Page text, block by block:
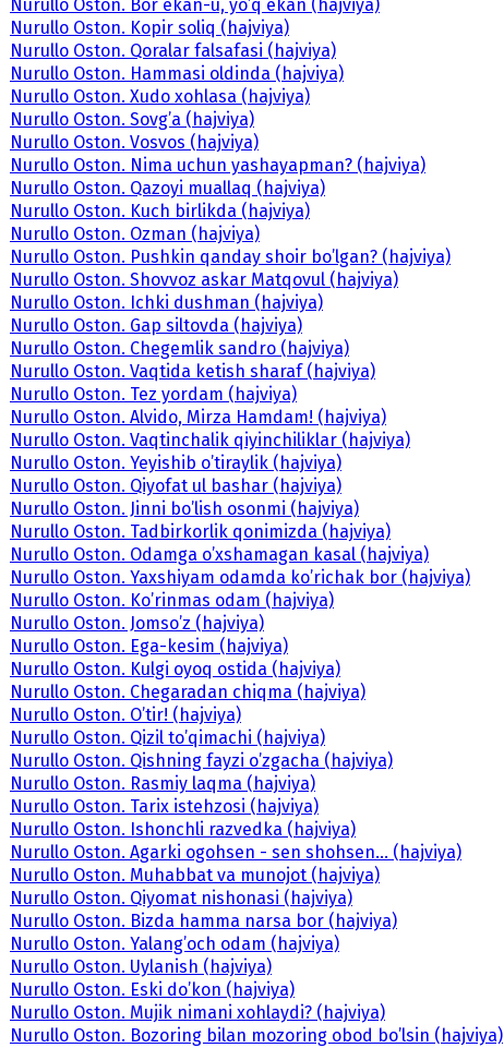
Nurullo Oston. Bor ekan-u, yo’q ekan (hajviya)
Nurullo Oston. Kopir soliq (hajviya)
Nurullo Oston. Qoralar falsafasi (hajviya)
Nurullo Oston. Hammasi oldinda (hajviya)
Nurullo Oston. Xudo xohlasa (hajviya)
Nurullo Oston. Sovg’a (hajviya)
Nurullo Oston. Vosvos (hajviya)
Nurullo Oston. Nima uchun yashayapman? (hajviya)
Nurullo Oston. Qazoyi muallaq (hajviya)
Nurullo Oston. Kuch birlikda (hajviya)
Nurullo Oston. Ozman (hajviya)
Nurullo Oston. Pushkin qanday shoir bo’lgan? (hajviya)
Nurullo Oston. Shovvoz askar Matqovul (hajviya)
Nurullo Oston. Ichki dushman (hajviya)
Nurullo Oston. Gap siltovda (hajviya)
Nurullo Oston. Chegemlik sandro (hajviya)
Nurullo Oston. Vaqtida ketish sharaf (hajviya)
Nurullo Oston. Tez yordam (hajviya)
Nurullo Oston. Alvido, Mirza Hamdam! (hajviya)
Nurullo Oston. Vaqtinchalik qiyinchiliklar (hajviya)
Nurullo Oston. Yeyishib o’tiraylik (hajviya)
Nurullo Oston. Qiyofat ul bashar (hajviya)
Nurullo Oston. Jinni bo’lish osonmi (hajviya)
Nurullo Oston. Tadbirkorlik qonimizda (hajviya)
Nurullo Oston. Odamga o’xshamagan kasal (hajviya)
Nurullo Oston. Yaxshiyam odamda ko’richak bor (hajviya)
Nurullo Oston. Ko’rinmas odam (hajviya)
Nurullo Oston. Jomso’z (hajviya)
Nurullo Oston. Ega-kesim (hajviya)
Nurullo Oston. Kulgi oyoq ostida (hajviya)
Nurullo Oston. Chegaradan chiqma (hajviya)
Nurullo Oston. O’tir! (hajviya)
Nurullo Oston. Qizil to’qimachi (hajviya)
Nurullo Oston. Qishning fayzi o’zgacha (hajviya)
Nurullo Oston. Rasmiy laqma (hajviya)
Nurullo Oston. Tarix istehzosi (hajviya)
Nurullo Oston. Ishonchli razvedka (hajviya)
Nurullo Oston. Agarki ogohsen - sen shohsen... (hajviya)
Nurullo Oston. Muhabbat va munojot (hajviya)
Nurullo Oston. Qiyomat nishonasi (hajviya)
Nurullo Oston. Bizda hamma narsa bor (hajviya)
Nurullo Oston. Yalang’och odam (hajviya)
Nurullo Oston. Uylanish (hajviya)
Nurullo Oston. Eski do’kon (hajviya)
Nurullo Oston. Mujik nimani xohlaydi? (hajviya)
Nurullo Oston. Bozoring bilan mozoring obod bo’lsin (hajviya)